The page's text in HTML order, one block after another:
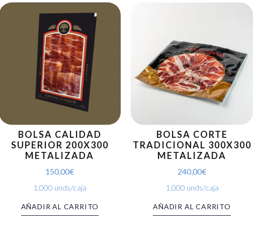
BOLSA CALIDAD
SUPERIOR 200X300
METALIZADA
150,00€
1.000 unds/caja
AÑADIR AL CARRITO
BOLSA CORTE
TRADICIONAL 300X300
METALIZADA
240,00€
1.000 unds/caja
AÑADIR AL CARRITO